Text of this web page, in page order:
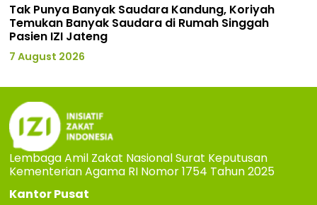
Tak Punya Banyak Saudara Kandung, Koriyah
Temukan Banyak Saudara di Rumah Singgah
Pasien IZI Jateng
7 August 2026
Lembaga Amil Zakat Nasional Surat Keputusan
Kementerian Agama RI Nomor 1754 Tahun 2025
Kantor Pusat